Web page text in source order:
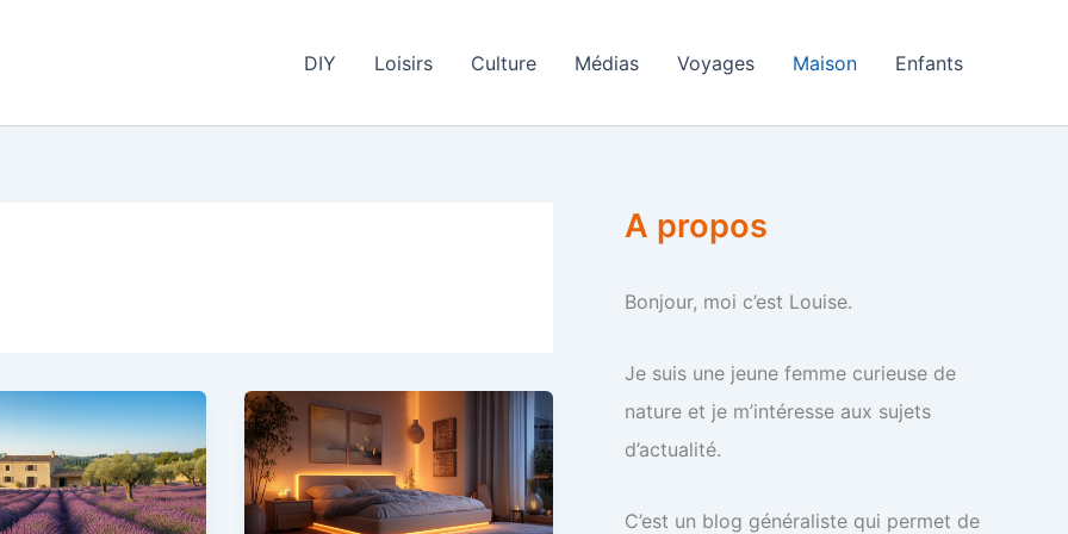
DIY Loisirs Culture Médias Voyages Maison Enfants
A propos
Bonjour, moi c’est Louise.
Je suis une jeune femme curieuse de
nature et je m’intéresse aux sujets
d’actualité.
C’est un blog généraliste qui permet de